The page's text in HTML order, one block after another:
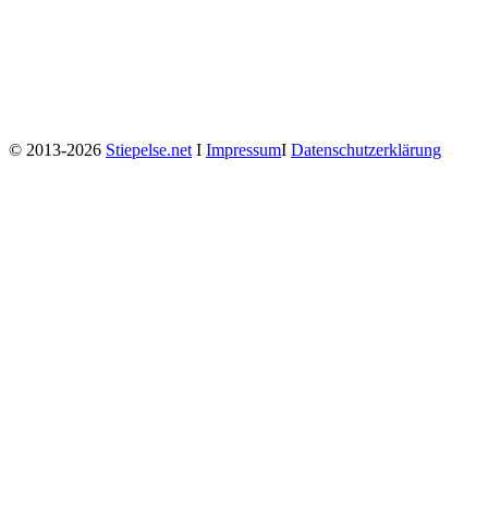
© 2013-2026 Stiepelse.net Ι ImpressumΙ Datenschutzerklärung